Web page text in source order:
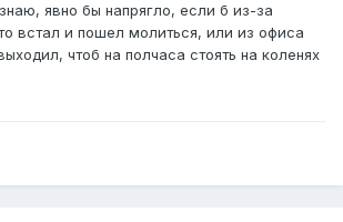
явно бы напрягло, если б из-за
встал и пошел молиться, или из офиса
чтоб на полчаса стоять на коленях